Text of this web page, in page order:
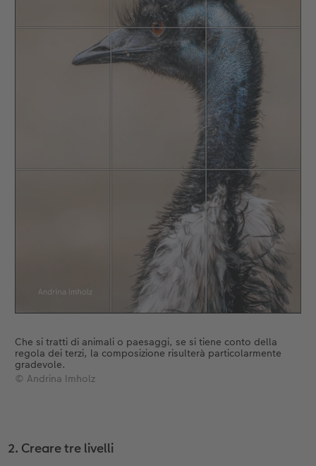
Che si tratti di animali o paesaggi, se si tiene conto della
regola dei terzi, la composizione risulterà particolarmente
gradevole.
© Andrina Imholz
2. Creare tre livelli